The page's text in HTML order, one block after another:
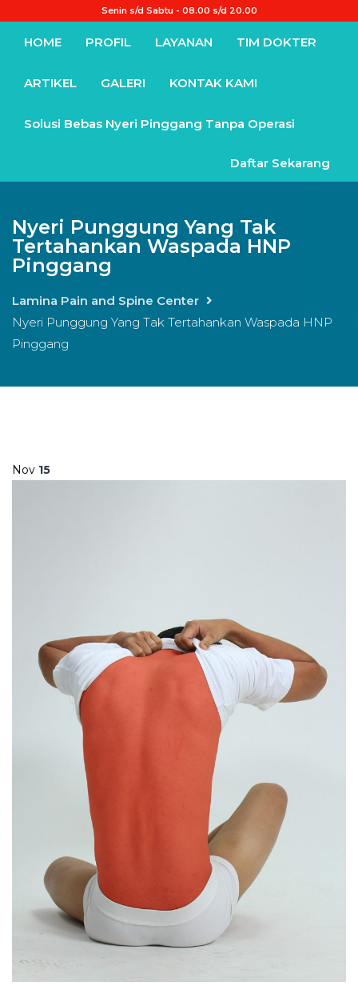
Senin s/d Sabtu - 08.00 s/d 20.00
HOME PROFIL LAYANAN TIM DOKTER
ARTIKEL GALERI KONTAK KAMI
Solusi Bebas Nyeri Pinggang Tanpa Operasi
Daftar Sekarang
Nyeri Punggung Yang Tak
Tertahankan Waspada HNP
Pinggang
Lamina Pain and Spine Center
Nyeri Punggung Yang Tak Tertahankan Waspada HNP
Pinggang
Nov 15